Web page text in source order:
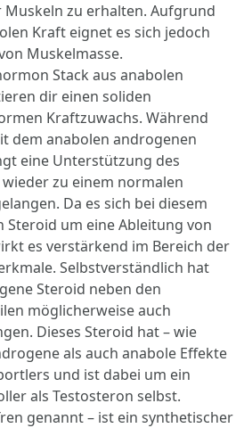
Muskeln zu erhalten. Aufgrund
Kraft eignet es sich jedoch
Muskelmasse.
Stack aus anabolen
dir einen soliden
Kraftzuwachs. Während
dem anabolen androgenen
eine Unterstützung des
zu einem normalen
Da es sich bei diesem
Steroid um eine Ableitung von
es verstärkend im Bereich der
Selbstverständlich hat
Steroid neben den
möglicherweise auch
Dieses Steroid hat – wie
als auch anabole Effekte
und ist dabei um ein
als Testosteron selbst.
genannt – ist ein synthetischer